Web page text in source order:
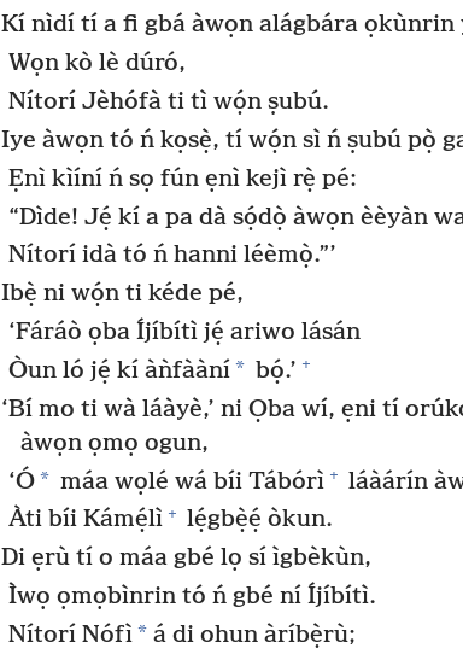
Kí nìdí tí a fi gbá àwọn alágbára ọkùnrin
Wọn kò lè dúró,
Nítorí Jèhófà ti tì wọ́n ṣubú.
Iye àwọn tó ń kọsẹ̀, tí wọ́n sì ń ṣubú pọ̀
Ẹnì kìíní ń sọ fún ẹnì kejì rẹ̀ pé:
“Dìde! Jẹ́ kí a pa dà sọ́dọ̀ àwọn èèyàn
Nítorí idà tó ń hanni léèmọ̀.”’
Ibẹ̀ ni wọ́n ti kéde pé,
‘Fáráò ọba Íjíbítì jẹ́ ariwo lásán
Òun ló jẹ́ kí àǹfààní* bọ́.’ +
‘Bí mo ti wà láàyè,’ ni Ọba wí, ẹni tí
àwọn ọmọ ogun,
‘Ó* máa wọlé wá bíi Tábórì + láàárín
Àti bíi Kámẹ́lì + lẹ́gbẹ̀ẹ́ òkun.
Di ẹrù tí o máa gbé lọ sí ìgbèkùn,
Ìwọ ọmọbìnrin tó ń gbé ní Íjíbítì.
Nítorí Nófì* á di ohun àríbẹ̀rù;